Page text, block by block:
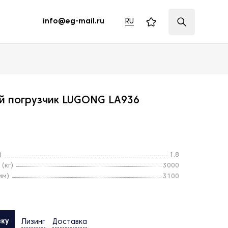
info@eg-mail.ru RU
погрузчик LUGONG LA936
1.8
3000
3100
Лизинг Доставка